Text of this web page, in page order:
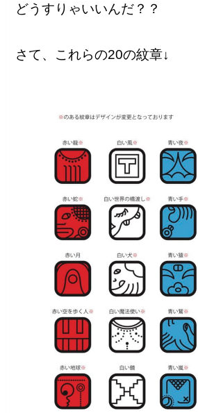
どうすりゃいいんだ？？
さて、これらの20の紋章↓